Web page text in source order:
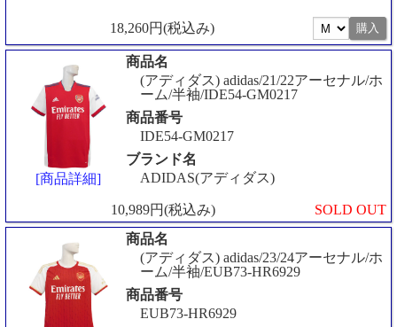
18,260円(税込み)
[商品詳細]
商品名
(アディダス) adidas/21/22アーセナル/ホ
ーム/半袖/IDE54-GM0217
商品番号
IDE54-GM0217
ブランド名
ADIDAS(アディダス)
10,989円(税込み) SOLD OUT
商品名
(アディダス) adidas/23/24アーセナル/ホ
ーム/半袖/EUB73-HR6929
商品番号
EUB73-HR6929